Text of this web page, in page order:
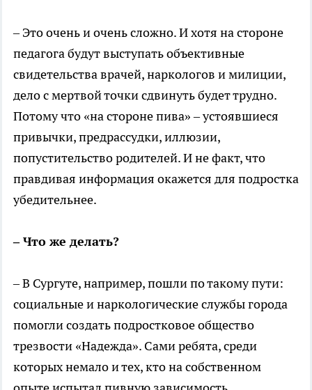
– Это очень и очень сложно. И хотя на стороне
педагога будут выступать объективные
свидетельства врачей, наркологов и милиции,
дело с мертвой точки сдвинуть будет трудно.
Потому что «на стороне пива» – устоявшиеся
привычки, предрассудки, иллюзии,
попустительство родителей. И не факт, что
правдивая информация окажется для подростка
убедительнее.
– Что же делать?
– В Сургуте, например, пошли по такому пути:
социальные и наркологические службы города
помогли создать подростковое общество
трезвости «Надежда». Сами ребята, среди
которых немало и тех, кто на собственном